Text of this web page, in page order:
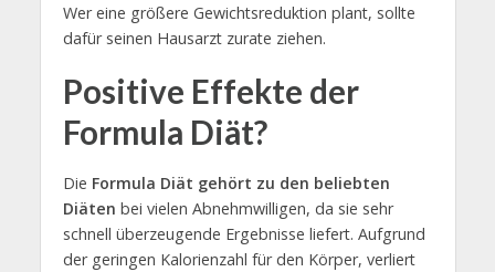
Wer eine größere Gewichtsreduktion plant, sollte
dafür seinen Hausarzt zurate ziehen.
Positive Effekte der
Formula Diät?
Die Formula Diät gehört zu den beliebten
Diäten bei vielen Abnehmwilligen, da sie sehr
schnell überzeugende Ergebnisse liefert. Aufgrund
der geringen Kalorienzahl für den Körper, verliert